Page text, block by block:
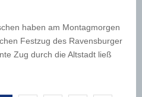
haben am Montagmorgen
Festzug des Ravensburger
Zug durch die Altstadt ließ